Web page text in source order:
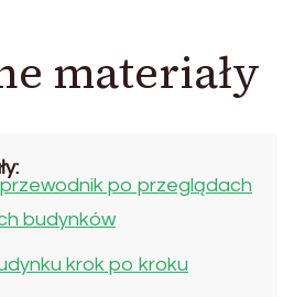
materiały
po przeglądach
budynków
krok po kroku